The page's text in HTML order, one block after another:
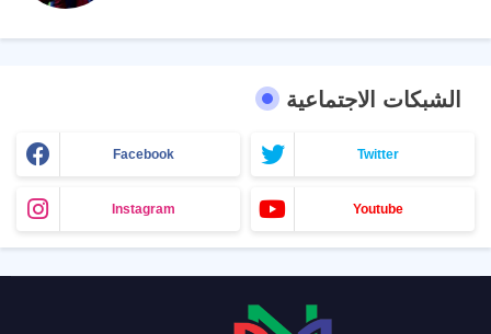
الشبكات الاجتماعية
Facebook Twitter
Instagram Youtube